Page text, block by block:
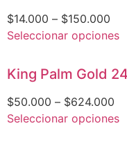
$14.000 – $150.000
Seleccionar opciones
King Palm Gold
$50.000 – $624.000
Seleccionar opciones